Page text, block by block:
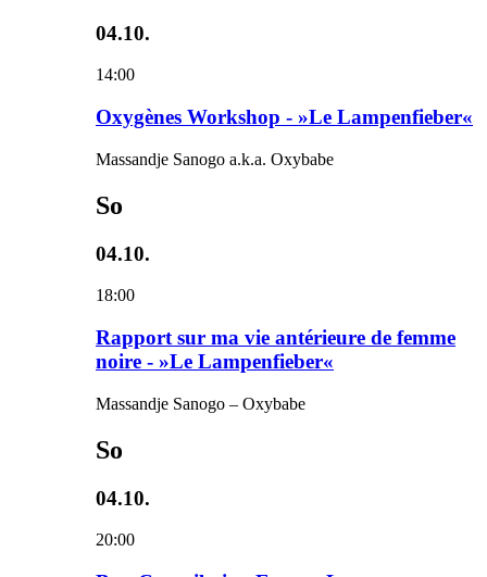
04.10.
14:00
Oxygènes Workshop - »Le Lampenfieber«
Massandje Sanogo a.k.a. Oxybabe
So
04.10.
18:00
Rapport sur ma vie antérieure de femme
noire - »Le Lampenfieber«
Massandje Sanogo – Oxybabe
So
04.10.
20:00